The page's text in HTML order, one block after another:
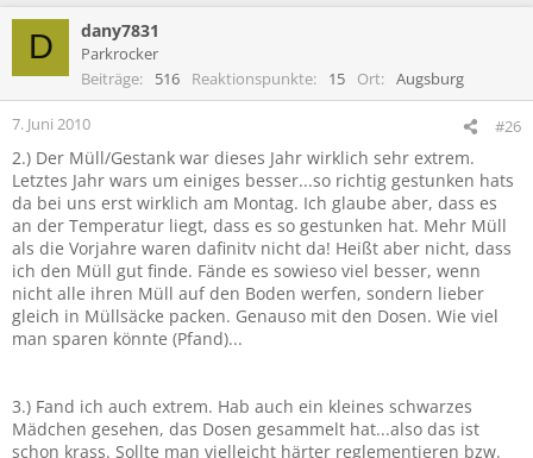
i
n
e
n
:
D dany7831
Parkrocker
Beiträge
516 Reaktionspunkte 15 Ort Augsburg
7. Juni 2010 #26
2.) Der Müll/Gestank war dieses Jahr wirklich sehr extrem.
Letztes Jahr wars um einiges besser...so richtig gestunken hats
da bei uns erst wirklich am Montag. Ich glaube aber, dass es
an der Temperatur liegt, dass es so gestunken hat. Mehr Müll
als die Vorjahre waren dafinitv nicht da! Heißt aber nicht, dass
ich den Müll gut finde. Fände es sowieso viel besser, wenn
nicht alle ihren Müll auf den Boden werfen, sondern lieber
gleich in Müllsäcke packen. Genauso mit den Dosen. Wie viel
man sparen könnte (Pfand)...
3.) Fand ich auch extrem. Hab auch ein kleines schwarzes
Mädchen gesehen, das Dosen gesammelt hat...also das ist
schon krass. Sollte man vielleicht härter reglementieren bzw.